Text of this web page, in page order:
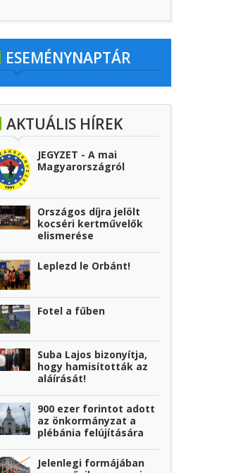
ESEMÉNYNAPTÁR
AKTUÁLIS HÍREK
JEGYZET - A mai
Magyarországról
Országos díjra jelölt
kocséri kertművelők
elismerése
Leplezd le Orbánt!
Fotel a fűben
Suba Lajos bizonyítja,
hogy hamisították az
aláírását!
900 ezer forintot adott
az önkormányzat a
plébánia felújítására
Jelenlegi formájában